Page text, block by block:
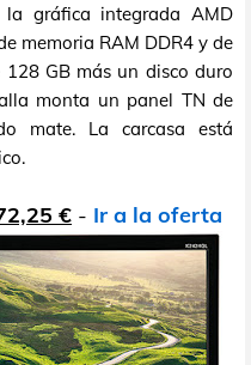
gráfica integrada AMD
memoria RAM DDR4 y de
GB más un disco duro
monta un panel TN de
mate. La carcasa está
€ - Ir a la oferta